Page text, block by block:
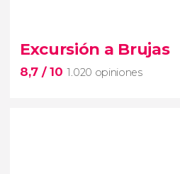
1.126 opiniones
abadía del Mont-Saint-Michel
Excursión a Brujas
8,7 / 10 1.020 opiniones